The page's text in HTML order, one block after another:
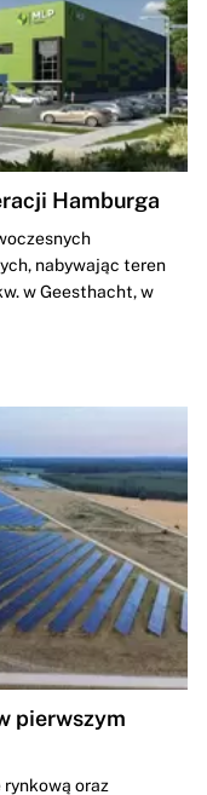
Hamburga
nabywając teren
w Geesthacht, w
pierwszym
rynkową oraz